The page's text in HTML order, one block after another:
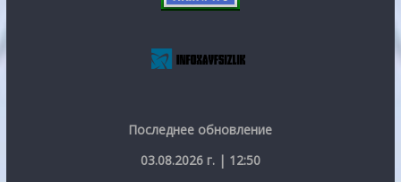
Последнее обновление
03.08.2026 г. | 12:50